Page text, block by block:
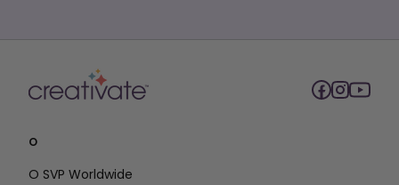
O
O SVP Worldwide